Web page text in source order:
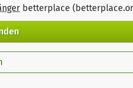
betterplace